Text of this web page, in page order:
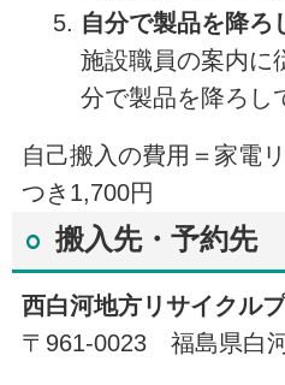
自分で製品を降ろ
施設職員の案内に
分で製品を降ろし
自己搬入の費用＝家電
つき1,700円
搬入先・予約先
西白河地方リサイクル
〒961-0023 福島県白